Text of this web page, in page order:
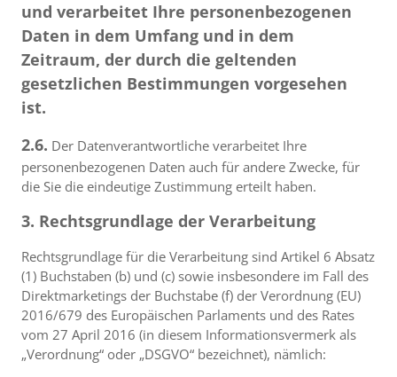
und verarbeitet Ihre personenbezogenen
Daten in dem Umfang und in dem
Zeitraum, der durch die geltenden
gesetzlichen Bestimmungen vorgesehen
ist.
2.6. Der Datenverantwortliche verarbeitet Ihre
personenbezogenen Daten auch für andere Zwecke, für
die Sie die eindeutige Zustimmung erteilt haben.
3. Rechtsgrundlage der Verarbeitung
Rechtsgrundlage für die Verarbeitung sind Artikel 6 Absatz
(1) Buchstaben (b) und (c) sowie insbesondere im Fall des
Direktmarketings der Buchstabe (f) der Verordnung (EU)
2016/679 des Europäischen Parlaments und des Rates
vom 27 April 2016 (in diesem Informationsvermerk als
„Verordnung“ oder „DSGVO“ bezeichnet), nämlich: